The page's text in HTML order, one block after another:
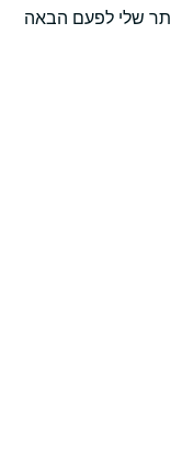
שלי לפעם הבאה